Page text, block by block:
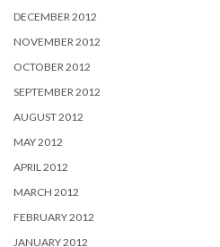
DECEMBER 2012
NOVEMBER 2012
OCTOBER 2012
SEPTEMBER 2012
AUGUST 2012
MAY 2012
APRIL 2012
MARCH 2012
FEBRUARY 2012
JANUARY 2012